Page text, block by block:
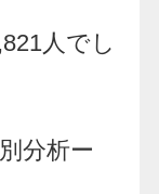
人でし
分析ー